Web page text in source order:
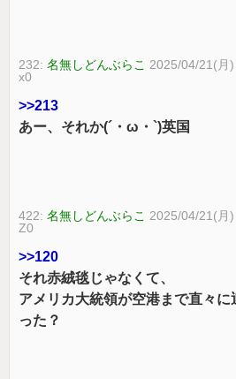
232:名無しどんぶらこ 2025/04/21(月
x0
>>213
あー、それか(´・ω・`)英国
422:名無しどんぶらこ 2025/04/21(月
Z0
>>120
それ赤絨毯じゃなくて、
アメリカ大統領が空港まで直々
った？